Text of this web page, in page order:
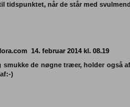
tidspunktet, når de står med
14. februar 2014 kl. 08.19
smukke de nøgne træer, holder også
)